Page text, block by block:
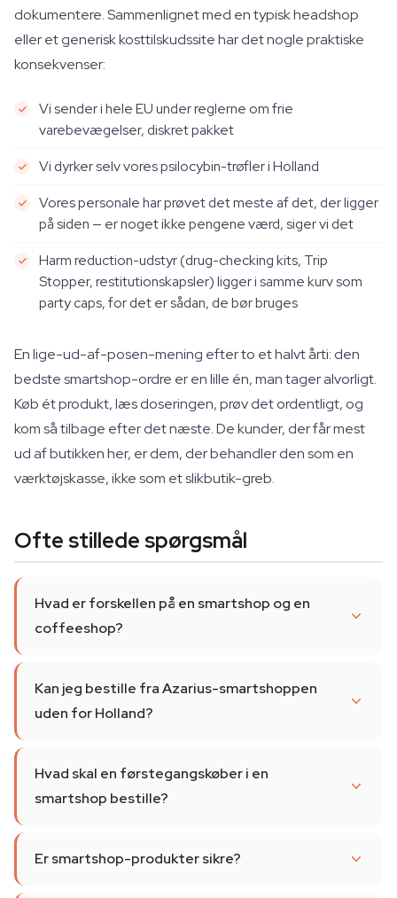
dokumentere. Sammenlignet med en typisk headshop
eller et generisk kosttilskudssite har det nogle praktiske
konsekvenser:
Vi sender i hele EU under reglerne om frie
varebevægelser, diskret pakket
Vi dyrker selv vores psilocybin-trøfler i Holland
Vores personale har prøvet det meste af det, der ligger
på siden — er noget ikke pengene værd, siger vi det
Harm reduction-udstyr (drug-checking kits, Trip
Stopper, restitutionskapsler) ligger i samme kurv som
party caps, for det er sådan, de bør bruges
En lige-ud-af-posen-mening efter to et halvt årti: den
bedste smartshop-ordre er en lille én, man tager alvorligt.
Køb ét produkt, læs doseringen, prøv det ordentligt, og
kom så tilbage efter det næste. De kunder, der får mest
ud af butikken her, er dem, der behandler den som en
værktøjskasse, ikke som et slikbutik-greb.
Ofte stillede spørgsmål
Hvad er forskellen på en smartshop og en
coffeeshop?
Kan jeg bestille fra Azarius-smartshoppen
uden for Holland?
Hvad skal en førstegangskøber i en
smartshop bestille?
Er smartshop-produkter sikre?